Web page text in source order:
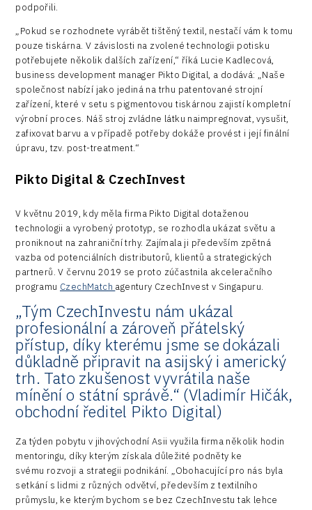
podpořili.
„Pokud se rozhodnete vyrábět tištěný textil, nestačí vám k tomu
pouze tiskárna. V závislosti na zvolené technologii potisku
potřebujete několik dalších zařízení,“ říká Lucie Kadlecová,
business development manager Pikto Digital, a dodává: „Naše
společnost nabízí jako jediná na trhu patentované strojní
zařízení, které v setu s pigmentovou tiskárnou zajistí kompletní
výrobní proces. Náš stroj zvládne látku naimpregnovat, vysušit,
zafixovat barvu a v případě potřeby dokáže provést i její finální
úpravu, tzv. post-treatment.“
Pikto Digital & CzechInvest
V květnu 2019, kdy měla firma Pikto Digital dotaženou
technologii a vyrobený prototyp, se rozhodla ukázat světu a
proniknout na zahraniční trhy. Zajímala ji především zpětná
vazba od potenciálních distributorů, klientů a strategických
partnerů. V červnu 2019 se proto zúčastnila akceleračního
programu CzechMatch agentury CzechInvest v Singapuru.
„Tým CzechInvestu nám ukázal
profesionální a zároveň přátelský
přístup, díky kterému jsme se dokázali
důkladně připravit na asijský i americký
trh. Tato zkušenost vyvrátila naše
mínění o státní správě.“ (Vladimír Hičák,
obchodní ředitel Pikto Digital)
Za týden pobytu v jihovýchodní Asii využila firma několik hodin
mentoringu, díky kterým získala důležité podněty ke
svému rozvoji a strategii podnikání. „Obohacující pro nás byla
setkání s lidmi z různých odvětví, především z textilního
průmyslu, ke kterým bychom se bez CzechInvestu tak lehce